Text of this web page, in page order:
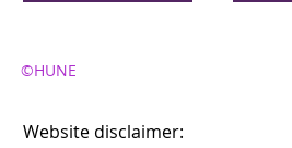
©HUNE
Website disclaimer: